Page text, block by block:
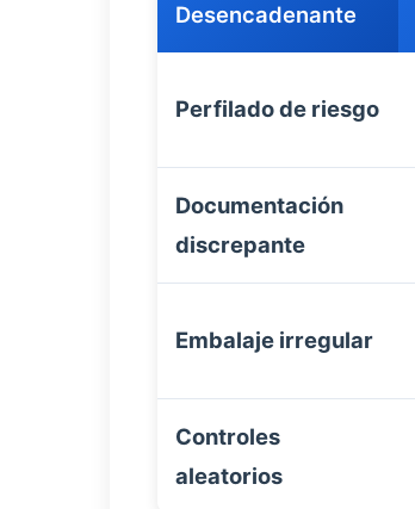
Desencadenante
Perfilado de riesgo
Documentación
discrepante
Embalaje irregular
Controles
aleatorios